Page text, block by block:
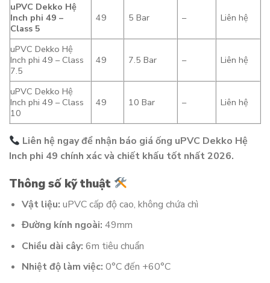
uPVC Dekko Hệ
Inch phi 49 –
Class 5
49 5 Bar – Liên hệ
uPVC Dekko Hệ
Inch phi 49 – Class
7.5
49 7.5 Bar – Liên hệ
uPVC Dekko Hệ
Inch phi 49 – Class
10
49 10 Bar – Liên hệ
Liên hệ ngay để nhận báo giá ống uPVC Dekko Hệ
Inch phi 49 chính xác và chiết khấu tốt nhất 2026.
Thông số kỹ thuật
Vật liệu: uPVC cấp độ cao, không chứa chì
Đường kính ngoài: 49mm
Chiều dài cây: 6m tiêu chuẩn
Nhiệt độ làm việc: 0°C đến +60°C